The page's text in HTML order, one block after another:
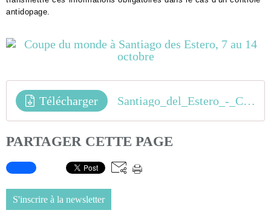
antidopage.
Télécharger Santiago_del_Estero_-_Competition_Guide_2023_V3
PARTAGER CETTE PAGE
S'inscrire à la newsletter